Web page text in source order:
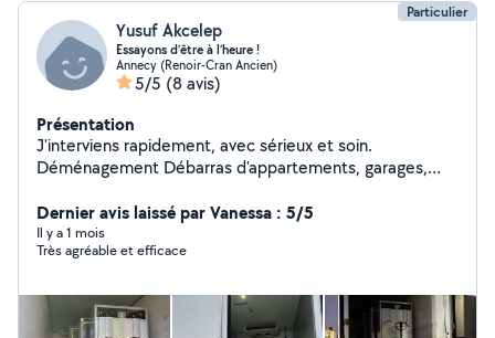
Particulier
Yusuf Akcelep
Essayons d’être à l’heure !
Annecy (Renoir-Cran Ancien)
5/5 (8 avis)
Présentation
J'interviens rapidement, avec sérieux et soin.
Déménagement Débarras d'appartements, garages,
pour chargement et déchargement Mise en déchetterie
Montage de Meubles / Kit Petits Travaux / Assemblage
d'électroménager Travail propre, efficace et organisé
rapidement.
Dernier avis laissé par Vanessa : 5/5
Il y a 1 mois
Très agréable et efficace